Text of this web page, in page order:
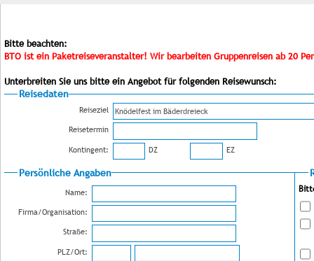
Bitte beachten:
BTO ist ein Paketreiseveranstalter! Wir bearbeiten Gruppenreisen ab 20
Unterbreiten Sie uns bitte ein Angebot für folgenden Reisewunsch:
Reisedaten
Reiseziel
Reisetermin
Kontingent:
DZ EZ
Persönliche Angaben
Name:
Firma/Organisation:
Straße:
PLZ/Ort: